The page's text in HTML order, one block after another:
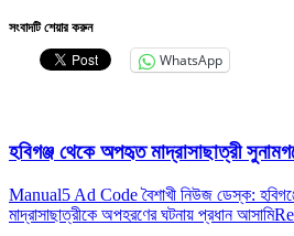
সংবাদটি শেয়ার করুন
WhatsApp
হবিগঞ্জ থেকে অপহৃত মাদ্রাসাছাত্রী
Manual5 Ad Code বৈশাখী নিউজ ডেস্ক:
মাদ্রাসাছাত্রীকে অপহরণের ঘটনায় প্রধান আসামি